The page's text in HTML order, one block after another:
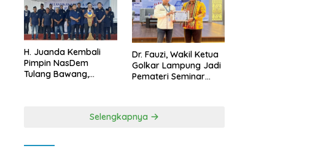
H. Juanda Kembali
Pimpin NasDem
Tulang Bawang,
Dr. Fauzi, Wakil Ketua
Golkar Lampung Jadi
Pemateri Seminar
Kebangsaan
Selengkapnya